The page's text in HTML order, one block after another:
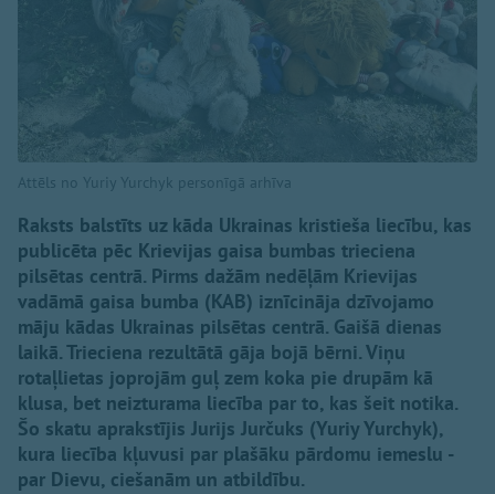
Attēls no Yuriy Yurchyk personīgā arhīva
Raksts balstīts uz kāda Ukrainas kristieša liecību, kas
publicēta pēc Krievijas gaisa bumbas trieciena
pilsētas centrā. Pirms dažām nedēļām Krievijas
vadāmā gaisa bumba (KAB) iznīcināja dzīvojamo
māju kādas Ukrainas pilsētas centrā. Gaišā dienas
laikā. Trieciena rezultātā gāja bojā bērni. Viņu
rotaļlietas joprojām guļ zem koka pie drupām kā
klusa, bet neizturama liecība par to, kas šeit notika.
Šo skatu aprakstījis Jurijs Jurčuks (Yuriy Yurchyk),
kura liecība kļuvusi par plašāku pārdomu iemeslu -
par Dievu, ciešanām un atbildību.